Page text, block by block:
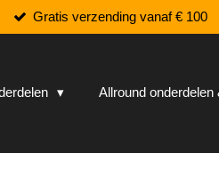
Gratis verzending vanaf € 100
Allround